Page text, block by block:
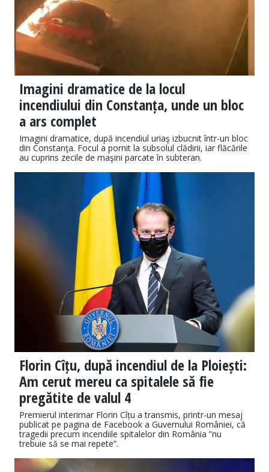
Imagini dramatice de la locul
incendiului din Constanța, unde un bloc
a ars complet
Imagini dramatice, după incendiul uriaş izbucnit într-un bloc
din Constanţa. Focul a pornit la subsolul clădirii, iar flăcările
au cuprins zecile de maşini parcate în subteran.
Florin Cîțu, după incendiul de la Ploiești:
Am cerut mereu ca spitalele să fie
pregătite de valul 4
Premierul interimar Florin Cîțu a transmis, printr-un mesaj
publicat pe pagina de Facebook a Guvernului României, că
tragedii precum incendiile spitalelor din România ”nu
trebuie să se mai repete”.